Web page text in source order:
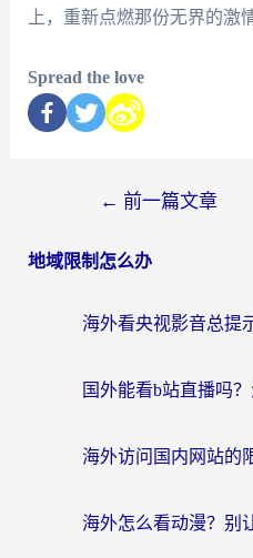
上，重新点燃那份无界的激
Spread the love
← 前一篇文章
地域限制怎么办